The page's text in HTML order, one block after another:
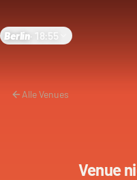
Berlin 18:55
Alle Venues
Venue